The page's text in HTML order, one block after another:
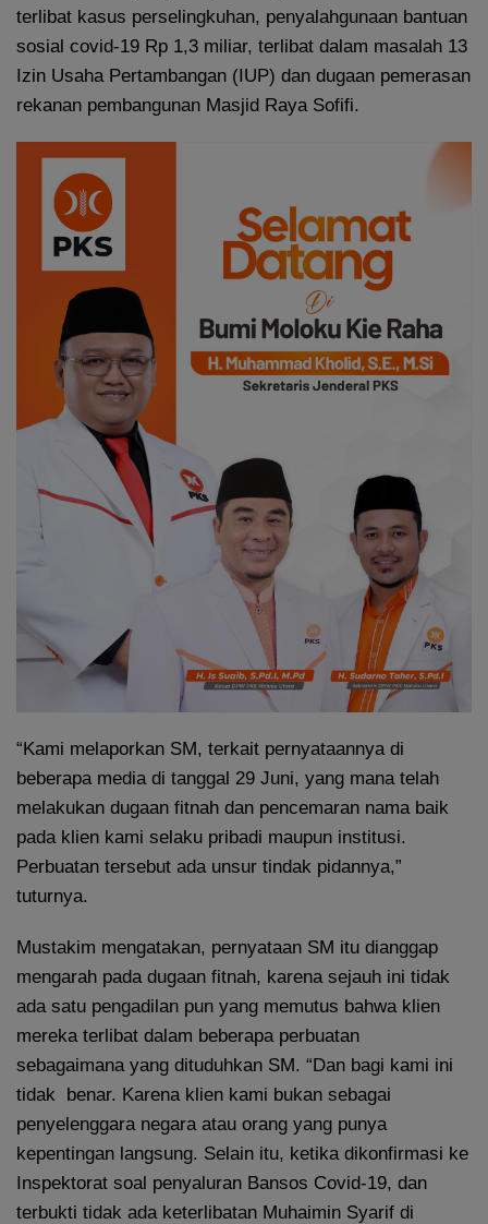
terlibat kasus perselingkuhan, penyalahgunaan bantuan
sosial covid-19 Rp 1,3 miliar, terlibat dalam masalah 13
Izin Usaha Pertambangan (IUP) dan dugaan pemerasan
rekanan pembangunan Masjid Raya Sofifi.
“Kami melaporkan SM, terkait pernyataannya di
beberapa media di tanggal 29 Juni, yang mana telah
melakukan dugaan fitnah dan pencemaran nama baik
pada klien kami selaku pribadi maupun institusi.
Perbuatan tersebut ada unsur tindak pidannya,”
tuturnya.
Mustakim mengatakan, pernyataan SM itu dianggap
mengarah pada dugaan fitnah, karena sejauh ini tidak
ada satu pengadilan pun yang memutus bahwa klien
mereka terlibat dalam beberapa perbuatan
sebagaimana yang dituduhkan SM. “Dan bagi kami ini
tidak benar. Karena klien kami bukan sebagai
penyelenggara negara atau orang yang punya
kepentingan langsung. Selain itu, ketika dikonfirmasi ke
Inspektorat soal penyaluran Bansos Covid-19, dan
terbukti tidak ada keterlibatan Muhaimin Syarif di